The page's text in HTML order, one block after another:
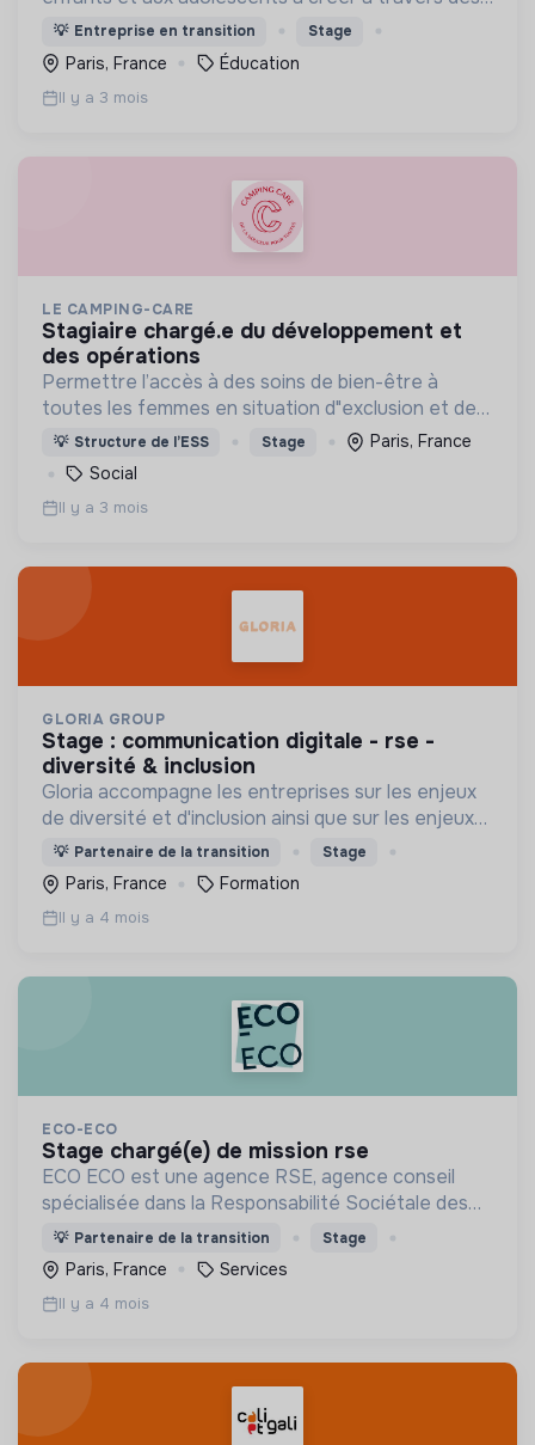
ateliers fun (création de jeux vidéo,
programmation, IA…) dans une ambiance ludique et
collaborative !
💡 Entreprise en transition Stage
Paris, France Éducation
Il y a 3 mois
LE CAMPING-CARE
stagiaire chargé.e du développement et
des opérations
Permettre l’accès à des soins de bien-être à
toutes les femmes en situation d"exclusion et de
précarité
💡 Structure de l’ESS Stage
Paris, France
Social
Il y a 3 mois
GLORIA GROUP
stage : communication digitale - rse -
diversité & inclusion
Gloria accompagne les entreprises sur les enjeux
de diversité et d'inclusion ainsi que sur les enjeux
environnementaux.
💡 Partenaire de la transition Stage
Paris, France Formation
Il y a 4 mois
ECO-ECO
stage chargé(e) de mission rse
ECO ECO est une agence RSE, agence conseil
spécialisée dans la Responsabilité Sociétale des
Entreprises (RSE) et des Organismes.
💡 Partenaire de la transition Stage
Paris, France Services
Il y a 4 mois